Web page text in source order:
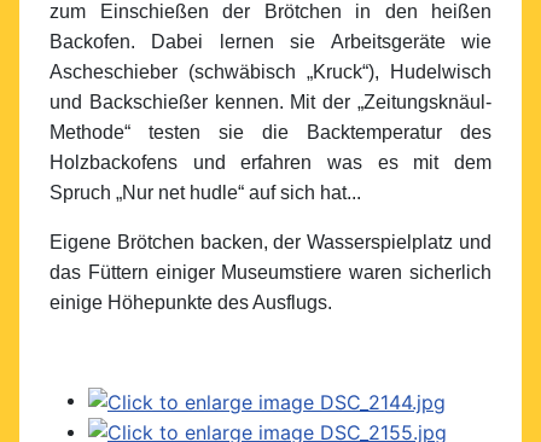
zum Einschießen der Brötchen in den heißen
Backofen. Dabei lernen sie Arbeitsgeräte wie
Ascheschieber (schwäbisch „Kruck“), Hudelwisch
und Backschießer kennen. Mit der „Zeitungsknäul-
Methode“ testen sie die Backtemperatur des
Holzbackofens und erfahren was es mit dem
Spruch „Nur net hudle“ auf sich hat...
Eigene Brötchen backen, der Wasserspielplatz und
das Füttern einiger Museumstiere waren sicherlich
einige Höhepunkte des Ausflugs.